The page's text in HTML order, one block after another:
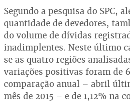
Segundo a pesquisa do SPC,
quantidade de devedores,
do volume de dívidas
inadimplentes. Neste último
se as quatro regiões
variações positivas foram de
comparação anual – abril
mês de 2015 – e de 1,12% na